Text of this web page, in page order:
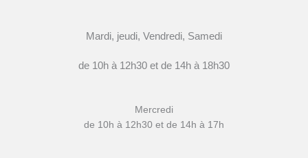
Mardi, jeudi, Vendredi, Samedi
de 10h à 12h30 et de 14h à 18h30
Mercredi
de 10h à 12h30 et de 14h à 17h